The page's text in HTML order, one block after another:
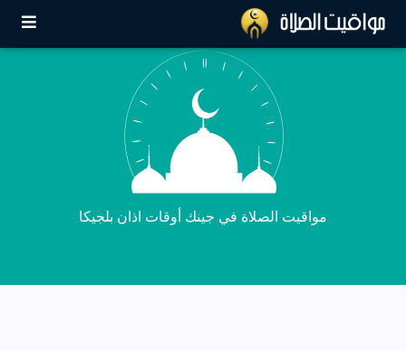
مواقيت الصلاة في جينك أوقات اذان بلجيكا